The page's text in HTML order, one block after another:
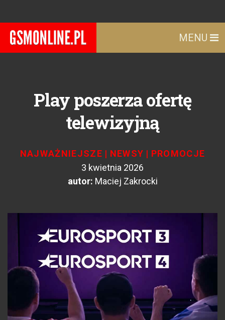
MENU
Play poszerza ofertę
telewizyjną
NAJWAŻNIEJSZE | NEWSY | PROMOCJE
3 kwietnia 2026
autor: Maciej Zakrocki